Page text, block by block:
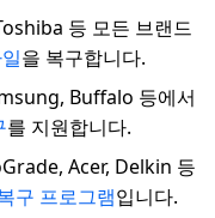
등 모든 브랜드
을 복구합니다.
Buffalo 등에서
를 지원합니다.
Acer, Delkin 등
구 프로그램입니다.